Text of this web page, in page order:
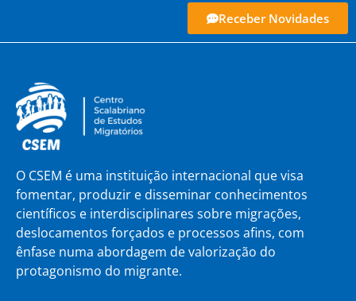
Receber Novidades
O CSEM é uma instituição internacional que visa
fomentar, produzir e disseminar conhecimentos
científicos e interdisciplinares sobre migrações,
deslocamentos forçados e processos afins, com
ênfase numa abordagem de valorização do
protagonismo do migrante.